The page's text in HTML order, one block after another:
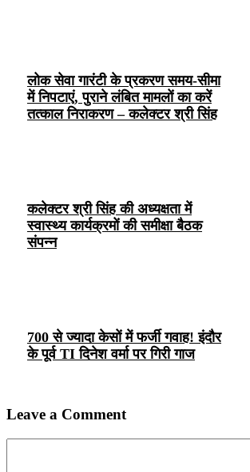
लोक सेवा गारंटी के प्रकरण समय-सीमा
में निपटाएं, पुराने लंबित मामलों का करें
तत्काल निराकरण – कलेक्टर श्री सिंह
कलेक्टर श्री सिंह की अध्यक्षता में
स्वास्थ्य कार्यक्रमों की समीक्षा बैठक
संपन्न
700 से ज्यादा केसों में फर्जी गवाह! इंदौर
के पूर्व TI दिनेश वर्मा पर गिरी गाज
Leave a Comment